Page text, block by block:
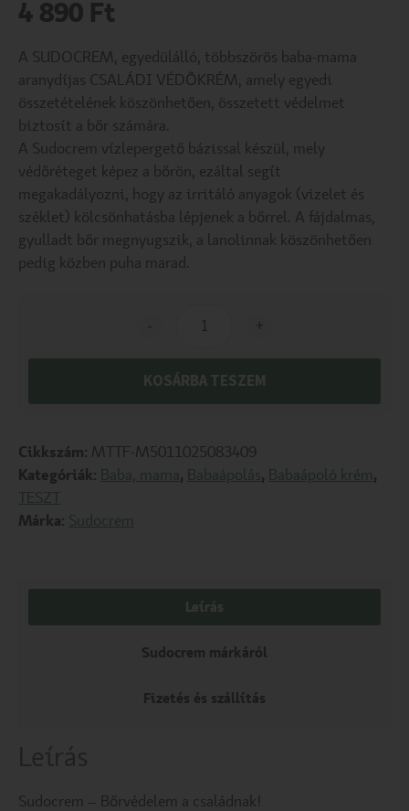
4 890 Ft
A SUDOCREM, egyedülálló, többszörös baba-mama
aranydíjas CSALÁDI VÉDÕKRÉM, amely egyedi
összetételének köszönhetően, összetett védelmet
biztosít a bőr számára.
A Sudocrem vízlepergető bázissal készül, mely
védőréteget képez a bőrön, ezáltal segít
megakadályozni, hogy az irritáló anyagok (vizelet és
széklet) kölcsönhatásba lépjenek a bőrrel. A fájdalmas,
gyulladt bőr megnyugszik, a lanolinnak köszönhetően
pedig közben puha marad.
- +
KOSÁRBA TESZEM
Cikkszám: MTTF-M5011025083409
Kategóriák: Baba, mama, Babaápolás, Babaápoló krém,
TESZT
Márka: Sudocrem
Leírás
Sudocrem márkáról
Fizetés és szállítás
Sudocrem – Bőrvédelem a családnak!